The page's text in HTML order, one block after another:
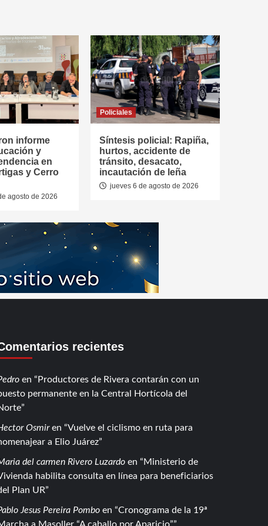
informe
y
en
y Cerro
agosto de 2026
Policiales
Síntesis policial: Rapiña,
hurtos, accidente de
tránsito, desacato,
incautación de leña
jueves 6 de agosto de 2026
recientes
en
Productores de Rivera contarán con un
permanente en la Central Hortícola del
Osmiren
Vuelve el ciclismo en ruta para
a Elio Juárez
del carmen Rivero Luzardoen
Ministerio de
habilita consulta en línea para beneficiarios
Plan UR
Jesus Pereira Pomboen
Cronograma de la 19ª